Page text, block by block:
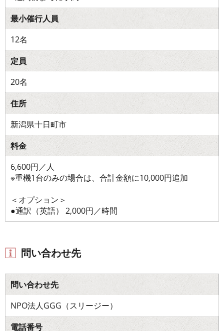
最小催行人員
12名
定員
20名
住所
新潟県十日町市
料金
6,600円／人
※重機1台のみの場合は、合計金額に10,000円追加
＜オプション＞
●通訳（英語） 2,000円／時間
問い合わせ先
問い合わせ先
NPO法人GGG（スリージー）
電話番号